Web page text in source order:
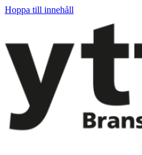
Hoppa till innehåll